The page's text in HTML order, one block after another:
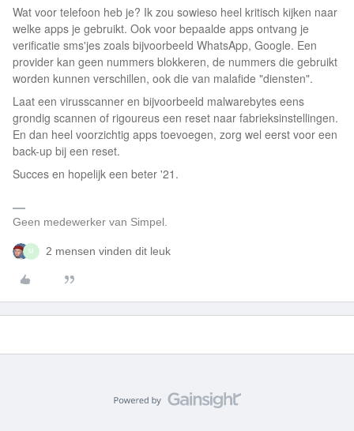
Wat voor telefoon heb je? Ik zou sowieso heel kritisch kijken naar
welke apps je gebruikt. Ook voor bepaalde apps ontvang je
verificatie sms'jes zoals bijvoorbeeld WhatsApp, Google. Een
provider kan geen nummers blokkeren, de nummers die gebruikt
worden kunnen verschillen, ook die van malafide "diensten".
Laat een virusscanner en bijvoorbeeld malwarebytes eens
grondig scannen of rigoureus een reset naar fabrieksinstellingen.
En dan heel voorzichtig apps toevoegen, zorg wel eerst voor een
back-up bij een reset.
Succes en hopelijk een beter '21.
Geen medewerker van Simpel.
M 2 mensen vinden dit leuk